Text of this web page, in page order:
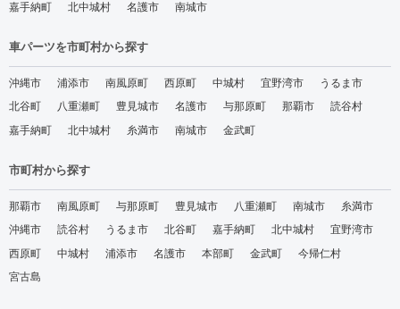
嘉手納町
北中城村 名護市 南城市
車パーツを市町村から探す
沖縄市 浦添市 南風原町 西原町 中城村 宜野湾市
うるま市
北谷町
八重瀬町 豊見城市 名護市 与那原町 那覇市
読谷村
嘉手納町
北中城村 糸満市 南城市 金武町
市町村から探す
那覇市 南風原町 与那原町 豊見城市 八重瀬町 南城市
糸満市
沖縄市
読谷村 うるま市 北谷町 嘉手納町 北中城村
宜野湾市
西原町
中城村 浦添市 名護市 本部町 金武町
今帰仁村
宮古島